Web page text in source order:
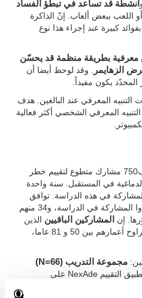
أنشطة قد تساعد في تبطّؤ الفساد
اللعب ببعض ألعاب. إنّ الذاكرة
كبيرة عند إجراء هذا نوع
معرفية بطريقة منظمة قد يحسّن
الزهايمر
. وقد لوحظ أيضا أن
يكون مفيداً.
التنبيه المعرفي عند البالغين. هدف
المعرفي الشخصي أكثر فعالية
لإجراء هذه الدراسة، تمّ الاتّصال ب750 مشارك متطوع لتقييم خطر
في المستقبل. سنة واحدة
المشاركة في هذه الدراسة. توافق
155 مشارك معايير التضمّن وأرادوا المشاركة في الدراسة، و34 منهم
المشاركين الباقيين الذين
وتتراوح أعمارهم بين 50 و 81 عاما،
مجموعة التدريب (N=66)
. تمّ تطبيق التقييم NexAde على
تمّت